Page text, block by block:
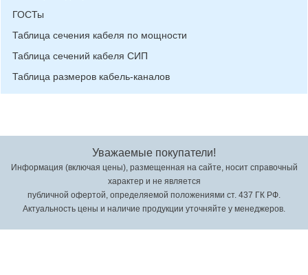
ГОСТы
Таблица сечения кабеля по мощности
Таблица сечений кабеля СИП
Таблица размеров кабель-каналов
Уважаемые покупатели!
Информация (включая цены), размещенная на сайте, носит справочный
характер и не является
публичной офертой, определяемой положениями ст. 437 ГК РФ.
Актуальность цены и наличие продукции уточняйте у менеджеров.